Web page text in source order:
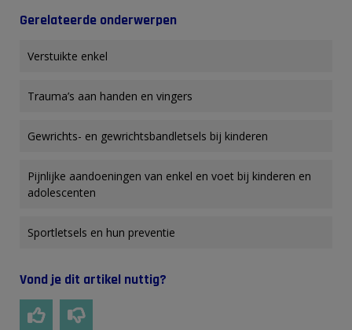
Gerelateerde onderwerpen
Verstuikte enkel
Trauma’s aan handen en vingers
Gewrichts- en gewrichtsbandletsels bij kinderen
Pijnlijke aandoeningen van enkel en voet bij kinderen en
adolescenten
Sportletsels en hun preventie
Vond je dit artikel nuttig?